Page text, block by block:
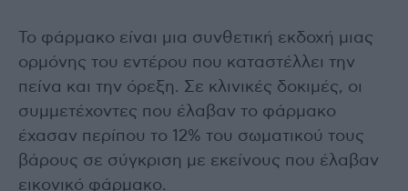
Το φάρμακο είναι μια συνθετική εκδοχή μιας
ορμόνης του εντέρου που καταστέλλει την
πείνα και την όρεξη. Σε κλινικές δοκιμές, οι
συμμετέχοντες που έλαβαν το φάρμακο
έχασαν περίπου το 12% του σωματικού τους
βάρους σε σύγκριση με εκείνους που έλαβαν
εικονικό φάρμακο.